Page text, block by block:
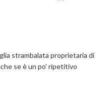
strambalata proprietaria di
se è un po' ripetitivo